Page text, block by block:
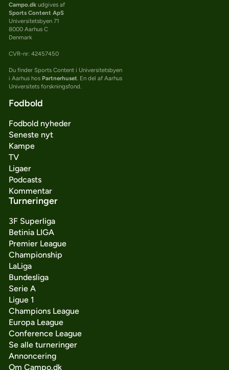
Campo.dkudgives af
Sports Content ApS
Universitetsbyen 71
8000 Aarhus C
Denmark
CVR-nr: 42457450
Du finder Sports Content i Universitetsbyen
i Aarhus hos Partnerhuset. En del af Aarhus
Universitets forskningsfond.
Fodbold
Fodbold nyheder
Seneste nyt
Kampe
TV
Ligaer
Podcasts
Kommentar
Turneringer
3F Superliga
Betinia LIGA
Premier League
Championship
LaLiga
Bundesliga
Serie A
Ligue 1
Champions League
Europa League
Conference League
Se alle turneringer
Annoncering
Om Campo.dk